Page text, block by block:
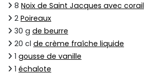
8 Noix de Saint Jacques avec corail
2 Poireaux
30 g de beurre
20 cl de crème fraîche liquide
1 gousse de vanille
1 échalote